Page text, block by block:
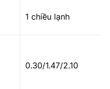
1 chiều lạnh
0.30/1.47/2.10